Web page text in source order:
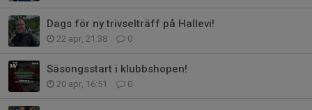
Dags för ny trivselträff på Hallevi!
22 apr, 21:38 0
Säsongsstart i klubbshopen!
20 apr, 16:51 0